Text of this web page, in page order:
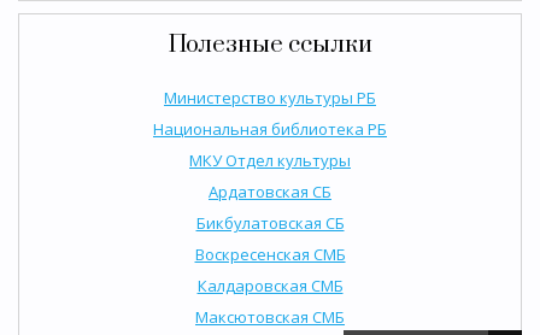
Полезные ссылки
Министерство культуры РБ
Национальная библиотека РБ
МКУ Отдел культуры
Ардатовская СБ
Бикбулатовская СБ
Воскресенская СМБ
Калдаровская СМБ
Максютовская СМБ